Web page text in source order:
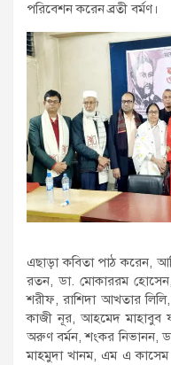
পরিবেশন করেন ব্রতী বর্মণ।
এছাড়া কবিতা পাঠ করেন,
রতন, ডা. মোকাররম
শরীফ, রাশিদা আখতার
কাজী নূর, আহমেদ মাহাবুব
অরুণ বর্মন, শংকর নিভানন,
মাহমুদা খানম, এম এ কাসেম